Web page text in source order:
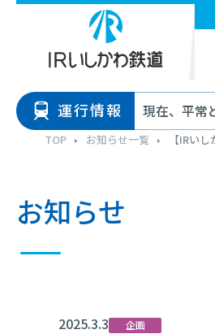
運行情報 現在、平常
TOP お知らせ一覧 【IRい
お知らせ
2025.3.3 企画